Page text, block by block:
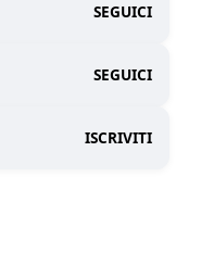
SEGUICI
SEGUICI
ISCRIVITI